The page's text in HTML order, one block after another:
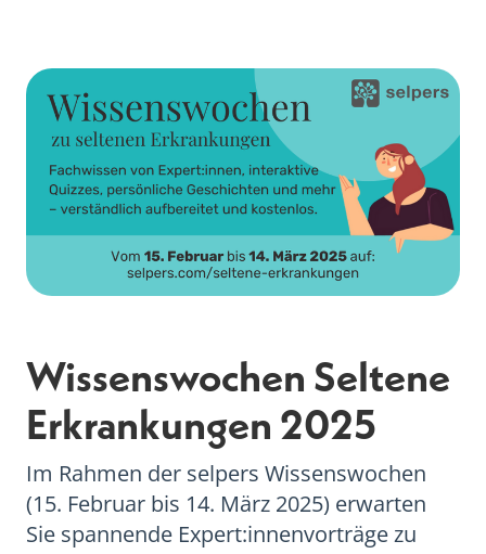
Wissenswochen Seltene
Erkrankungen 2025
Im Rahmen der selpers Wissenswochen
(15. Februar bis 14. März 2025) erwarten
Sie spannende Expert:innenvorträge zu